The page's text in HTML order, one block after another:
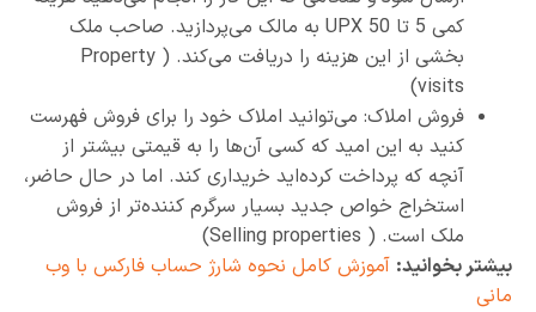
کمی 5 تا 50 UPX به مالک می‌پردازید. صاحب ملک
بخشی از این هزینه را دریافت می‌کند. ( Property
visits)
فروش املاک: می‌توانید املاک خود را برای فروش فهرست
کنید به این امید که کسی آن‌ها را به قیمتی بیشتر از
آنچه که پرداخت کرده‌اید خریداری کند. اما در حال حاضر،
استخراج خواص جدید بسیار سرگرم کننده‌تر از فروش
ملک است. ( Selling properties)
بیشتر بخوانید: آموزش کامل نحوه شارژ حساب فارکس با وب
مانی